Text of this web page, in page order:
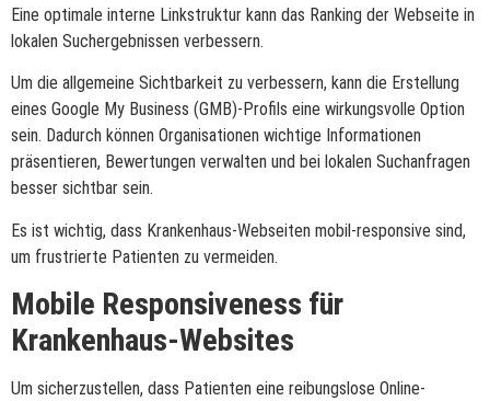
Eine optimale interne Linkstruktur kann das Ranking der Webseite in
lokalen Suchergebnissen verbessern.
Um die allgemeine Sichtbarkeit zu verbessern, kann die Erstellung
eines Google My Business (GMB)-Profils eine wirkungsvolle Option
sein. Dadurch können Organisationen wichtige Informationen
präsentieren, Bewertungen verwalten und bei lokalen Suchanfragen
besser sichtbar sein.
Es ist wichtig, dass Krankenhaus-Webseiten mobil-responsive sind,
um frustrierte Patienten zu vermeiden.
Mobile Responsiveness für
Krankenhaus-Websites
Um sicherzustellen, dass Patienten eine reibungslose Online-